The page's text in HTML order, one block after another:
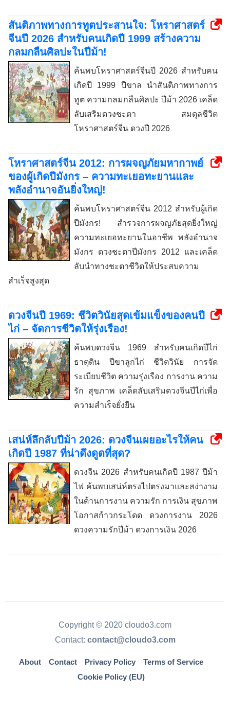
สันติภาพทางการทูตประสานใจ: โหราศาสตร์
จีนปี 2026 สำหรับคนเกิดปี 1999 สร้างความ
กลมกลืนศิลปะในปีม้า!
ค้นพบโหราศาสตร์จีนปี 2026 สำหรับคน
เกิดปี 1999 ปีขาล นำสันติภาพทางการ
ทูต ความกลมกลืนศิลปะ ปีม้า 2026 เคล็ด
ลับเสริมดวงชะตา สมดุลชีวิต
โหราศาสตร์จีน ดวงปี 2026
โหราศาสตร์จีน 2012: การผจญภัยมหากาพย์
ของผู้เกิดปีมังกร – ความทะเยอทะยานและ
พลังอำนาจอันยิ่งใหญ่!
ค้นพบโหราศาสตร์จีน 2012 สำหรับผู้เกิด
ปีมังกร! สำรวจการผจญภัยสุดยิ่งใหญ่
ความทะเยอทะยานในอาชีพ พลังอำนาจ
มังกร ดวงชะตาปีมังกร 2012 และเคล็ด
ลับนำทางชะตาชีวิตให้ประสบความ
สำเร็จสูงสุด
ดวงจีนปี 1969: ชีวิตวินัยสุดเข้มแข็งของคนปี
ไก่ – จัดการชีวิตให้รุ่งเรือง!
ค้นพบดวงจีน 1969 สำหรับคนเกิดปีไก่
ธาตุดิน ปีขาลูกไก่ ชีวิตวินัย การจัด
ระเบียบชีวิต ความรุ่งเรือง การงาน ความ
รัก สุขภาพ เคล็ดลับเสริมดวงจีนปีไก่เพื่อ
ความสำเร็จยั่งยืน
เสน่ห์ลึกลับปีม้า 2026: ดวงจีนเผยอะไรให้คน
เกิดปี 1987 ที่น่าดึงดูดที่สุด?
ดวงจีน 2026 สำหรับคนเกิดปี 1987 ปีม้า
ไฟ ค้นพบเสน่ห์ตรงไปตรงมาและสง่างาม
ในด้านการงาน ความรัก การเงิน สุขภาพ
โอกาสก้าวกระโดด ดวงการงาน 2026
ดวงความรักปีม้า ดวงการเงิน 2026
Copyright © 2020 cloudo3.com
Contact: contact@cloudo3.com
About Contact Privacy Policy
Terms of Service
Cookie Policy (EU)